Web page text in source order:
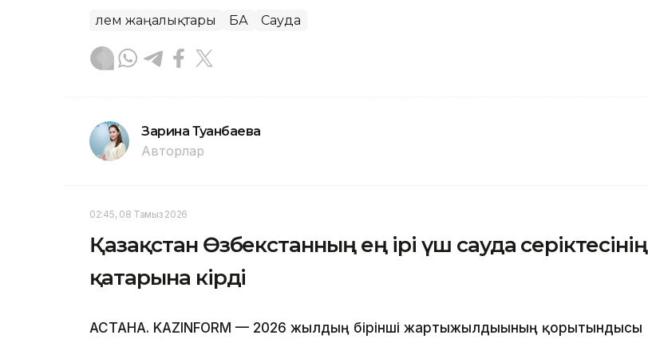
Әлем жаңалықтары БАӘ Сауда
Зарина Туғанбаева
Авторлар
02:45, 08 Тамыз 2026
Қазақстан Өзбекстанның ең ірі үш сауда серіктесінің
қатарына кірді
АСТАНА. KAZINFORM — 2026 жылдың бірінші жартыжылдығының қорытындысы